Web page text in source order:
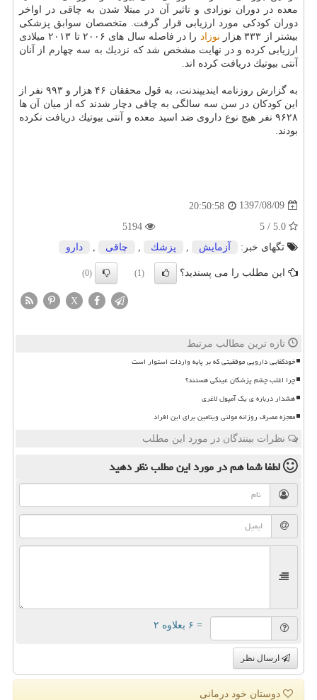
معده در دوران نوزادی و تاثیر آن در مبتلا شدن به چاقی در اواخر
دوران كودكی مورد ارزیابی قرار گرفت. متخصصان سوابق پزشكی
بیشتر از ۳۳۳ هزار
نوزاد
را در فاصله سال های ۲۰۰۶ تا ۲۰۱۳ میلادی
ارزیابی كرده و در نهایت مشخص شد كه نزدیك به سه چهارم از آنان
آنتی بیوتیك دریافت كرده اند.
به گزارش روزنامه ایندیپندنت، به قول محققان ۴۶ هزار و ۹۹۳ نفر از
این كودكان در سن سه سالگی به چاقی دچار شدند كه از میان آن ها
۹۶۲۸ نفر هیچ نوع داروی ضد اسید معده و آنتی بیوتیك دریافت نكرده
بودند.
1397/08/09
20:50:58
تگهای خبر:
آزمایش پزشك چاقی دارو
این مطلب را می پسندید؟ (1)
(0)
X
تازه ترین مطالب مرتبط
خودکفایی دارویی موفقیتی که بر پایه واردات استوار است
چرا اغلب چشم پزشکان عینکی هستند؟
هشدار درباره ی یک آمپول لاغری
معجزه مصرف روزانه مولتی ویتامین برای این افراد
نظرات بینندگان در مورد این مطلب
لطفا شما همدر مورد این مطلبنظر دهید
= ۶ بعلاوه ۲
ارسال نظر
دوستان خود درمانی